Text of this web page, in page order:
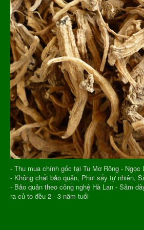
- Thu mua chính gốc tại Tu Mơ Rông - Ngọc
- Không chất bảo quản, Phơi sấy tự nhiên,
- Bảo quản theo công nghệ Hà Lan - Sâm
ra củ to đều 2 - 3 năm tuổi